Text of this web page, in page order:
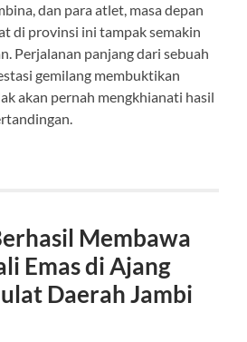
dan para atlet, masa depan
di provinsi ini tampak semakin
Perjalanan panjang dari sebuah
gemilang membuktikan
akan pernah mengkhianati hasil
Membawa
Emas di Ajang
Daerah Jambi